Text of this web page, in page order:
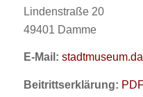
Lindenstraße 20
49401 Damme
E-Mail:
Beitrittserklärung: